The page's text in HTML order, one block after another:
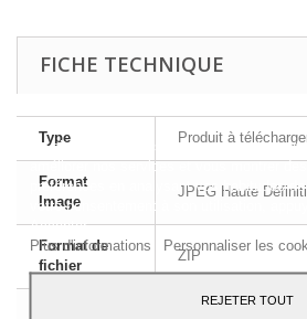
FICHE TECHNIQUE
Type Produit à
Format
Image
JPEG Haute
Format de
fichier
ZIP
A4 - 29,7 x 21 cm
Ce site Web utilise ses propres cookies et
améliorer nos services et vous montrer
préférences en analysant vos habitudes
votre consentement à son utilisation,
Accepter.
Plus d'informations
Personnaliser les
REJETER TOUT